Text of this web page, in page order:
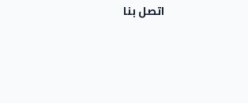
اتصل بنا